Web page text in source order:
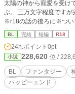
太陽の神から寵愛を受け
ぶ。 三万文字程度ですが完結まで予約投稿済みです。 本編後番外編載せます。
※r18の話の後ろに※つい
BL 完結 短編 R18
24h.ポイント 0pt
小説 228,620 位 /
BL ファンタジー
ハッピーエンド